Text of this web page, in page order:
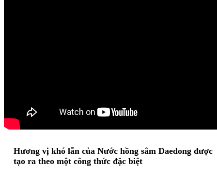
Hương vị khó lẫn của Nước hồng sâm Daedong được
tạo ra theo một công thức đặc biệt